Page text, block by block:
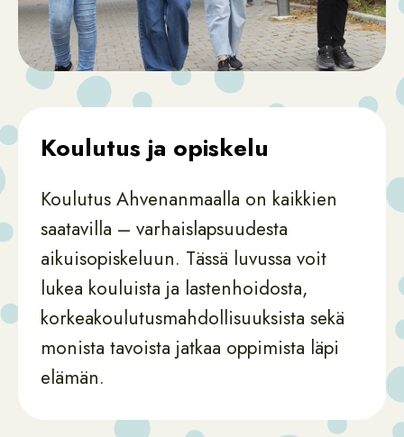
Koulutus ja opiskelu
Koulutus Ahvenanmaalla on kaikkien
saatavilla – varhaislapsuudesta
aikuisopiskeluun. Tässä luvussa voit
lukea kouluista ja lastenhoidosta,
korkeakoulutusmahdollisuuksista sekä
monista tavoista jatkaa oppimista läpi
elämän.